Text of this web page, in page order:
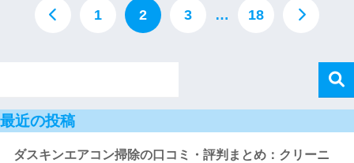
1 2 3 … 18
最近の投稿
ダスキンエアコン掃除の口コミ・評判まとめ：クリーニ